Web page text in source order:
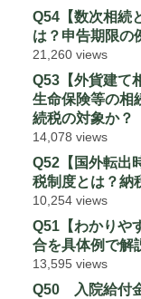
Q54【数次相続
は？申告期限の
21,260 views
Q53【外貨建て
生命保険等の相
続税の対象か？
14,078 views
Q52【国外転出
税制度とは？納
10,254 views
Q51【わかりや
合を具体例で解
13,595 views
Q50 入院給付